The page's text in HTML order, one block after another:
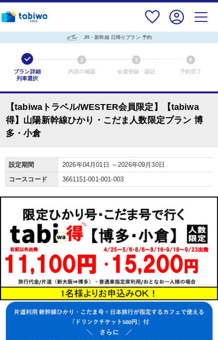
JR・新幹線 日帰りプラン 予約
1
プラン詳細
列車選択
2
内容の確認
3
会員登録・認証
6
予約完了
【tabiwaトラベル/WESTER会員限定】【tabiwa
得】山陽新幹線ひかり・こだま人数限定プラン 博
多・小倉
設定期間
2026年04月01日 ～2026年09月30日
コースコード
3661151-001-001-003